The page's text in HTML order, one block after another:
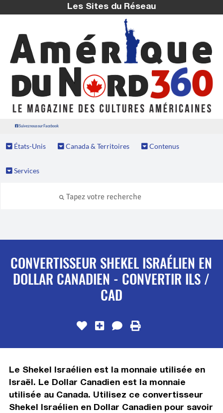
Les Sites du Réseau
Suivez nous sur Facebook
États-Unis Canada & Territoires Contenus
Services
CONVERTISSEUR SHEKEL ISRAÉLIEN EN
DOLLAR CANADIEN - CONVERTIR ILS /
CAD
Le Shekel Israélien est la monnaie utilisée en
Israël. Le Dollar Canadien est la monnaie
utilisée au Canada. Utilisez ce convertisseur
Shekel Israélien en Dollar Canadien pour savoir